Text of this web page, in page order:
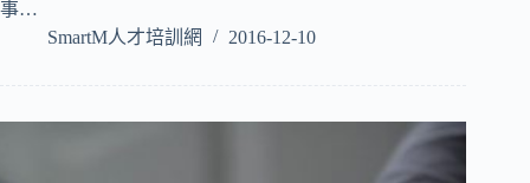
事…
SmartM人才培訓網
2016-12-10